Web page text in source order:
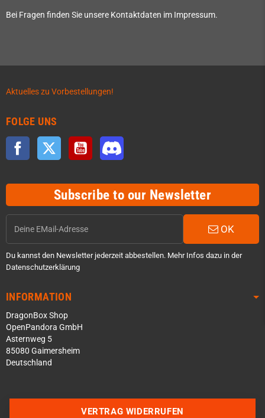
Bei Fragen finden Sie unsere Kontaktdaten im Impressum.
Aktuelles zu Vorbestellungen!
FOLGE UNS
Facebook Twitter YouTube
Subscribe to our Newsletter
OK
Du kannst den Newsletter jederzeit abbestellen. Mehr Infos dazu in der
Datenschutzerklärung
INFORMATION
DragonBox Shop
OpenPandora GmbH
Asternweg 5
85080 Gaimersheim
Deutschland
VERTRAG WIDERRUFEN